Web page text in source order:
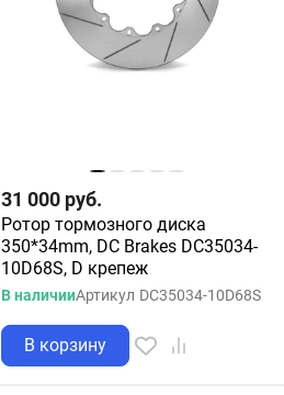
31 000 руб.
Ротор тормозного диска
350*34mm, DC Brakes DC35034-
10D68S, D крепеж
В наличииАртикул DC35034-10D68S
В корзину